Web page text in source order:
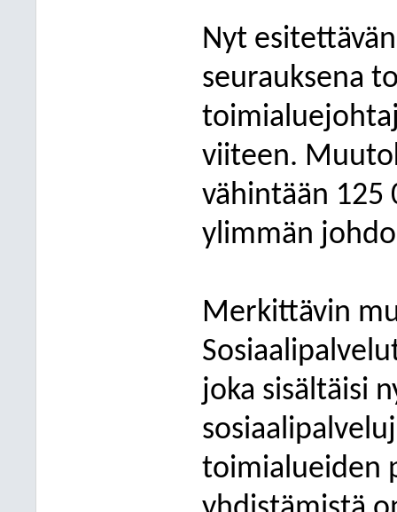
Nyt
seurauksena
viiteen.
vähintään 125
ylimmän
Merkittävin
joka sisältäisi
toimialueiden